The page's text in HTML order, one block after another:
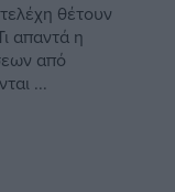
θέτουν
απαντά η
από
...